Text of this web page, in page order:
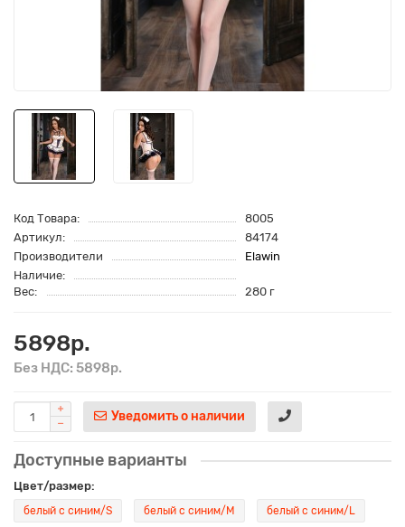
Код Товара:
8005
Артикул:
84174
Производители
Elawin
Наличие:
Вес:
280 г
5898р.
Без НДС: 5898р.
Уведомить о наличии
Доступные варианты
Цвет/размер:
белый с синим/S белый с синим/M белый с синим/L